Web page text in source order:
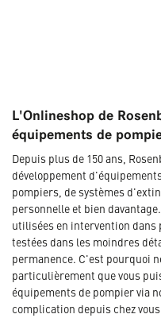
L'Onlineshop de
équipements de
Depuis plus de 150 ans,
développement
pompiers, de systèmes
personnelle et bien
utilisées en intervention dans
testées dans les moindres
permanence. C'est pourquoi
particulièrement que vous
équipements de pompier via
complication depuis chez